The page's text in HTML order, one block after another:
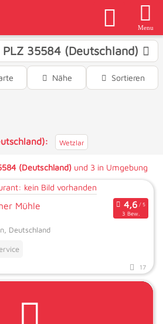
Menu
PLZ 35584 (Deutschland)
Nähe Sortieren
Wetzlar
(Deutschland)und 3 in Umgebung
Mühle
3 Bew.
Deutschland
17